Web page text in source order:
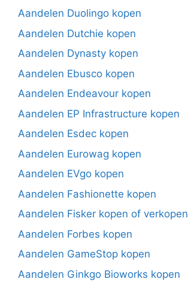
Aandelen Duolingo kopen
Aandelen Dutchie kopen
Aandelen Dynasty kopen
Aandelen Ebusco kopen
Aandelen Endeavour kopen
Aandelen EP Infrastructure kopen
Aandelen Esdec kopen
Aandelen Eurowag kopen
Aandelen EVgo kopen
Aandelen Fashionette kopen
Aandelen Fisker kopen of verkopen
Aandelen Forbes kopen
Aandelen GameStop kopen
Aandelen Ginkgo Bioworks kopen